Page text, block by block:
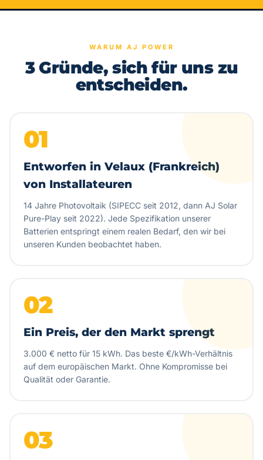
WARUM AJ POWER
3 Gründe, sich für uns zu
entscheiden.
01
Entworfen in Velaux (Frankreich)
von Installateuren
14 Jahre Photovoltaik (SIPECC seit 2012, dann AJ Solar
Pure-Play seit 2022). Jede Spezifikation unserer
Batterien entspringt einem realen Bedarf, den wir bei
unseren Kunden beobachtet haben.
02
Ein Preis, der den Markt sprengt
3.000 € netto für 15 kWh. Das beste €/kWh-Verhältnis
auf dem europäischen Markt. Ohne Kompromisse bei
Qualität oder Garantie.
03